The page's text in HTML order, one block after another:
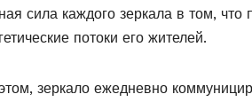
сила каждого зеркала в том,
потоки его жителей.
зеркало ежедневно